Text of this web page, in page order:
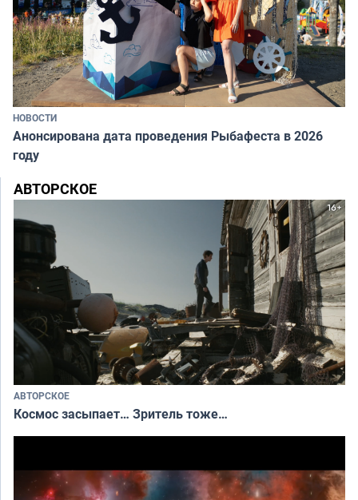
НОВОСТИ
Анонсирована дата проведения Рыбафеста в 2026
году
АВТОРСКОЕ
АВТОРСКОЕ
Космос засыпает… Зритель тоже…